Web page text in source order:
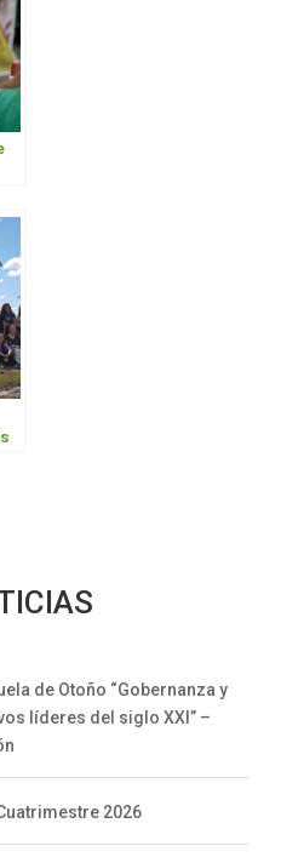
de Otoño “Gobernanza y
líderes del siglo XXI” –
2026